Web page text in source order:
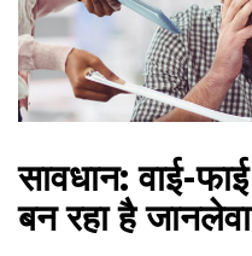
सावधान: वाई-
बन रहा है